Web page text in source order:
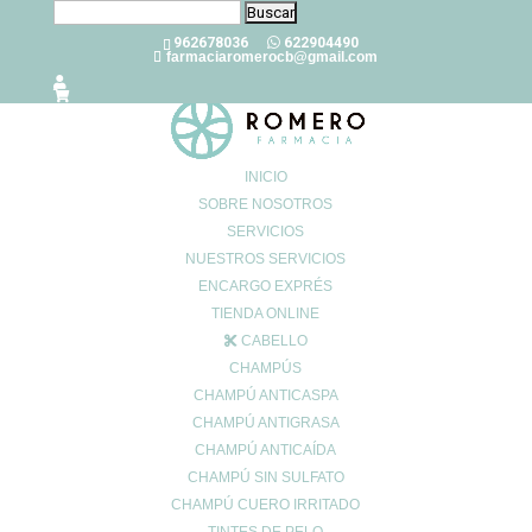
Buscar:
962678036
622904490
farmaciaromerocb@gmail.com
INICIO
SOBRE NOSOTROS
SERVICIOS
NUESTROS SERVICIOS
ENCARGO EXPRÉS
TIENDA ONLINE
CABELLO
CHAMPÚS
CHAMPÚ ANTICASPA
CHAMPÚ ANTIGRASA
CHAMPÚ ANTICAÍDA
CHAMPÚ SIN SULFATO
CHAMPÚ CUERO IRRITADO
Alopecia, cómo detectarla y cómo
0 Comentarios
Muchos hemos crecido con la idea de que la alopecia es la
calvicie irremediable que empiezan a sufrir los hombres en algún
momento de su vida. Sin embargo, ésta es una condición mucho